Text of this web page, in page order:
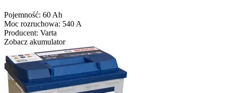
Pojemność: 60 Ah
Moc rozruchowa: 540 A
Producent: Varta
Zobacz akumulator